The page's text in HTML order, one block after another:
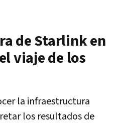
de Starlink en
viaje de los
la infraestructura
los resultados de